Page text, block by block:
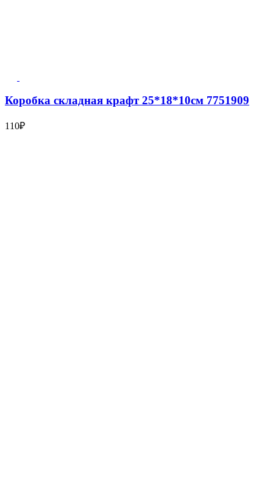
Коробка складная крафт 25*18*10см 7751909
110₽